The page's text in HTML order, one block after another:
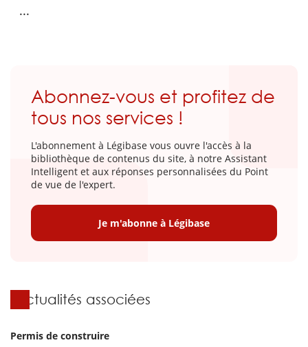
...
Abonnez-vous et profitez de
tous nos services !
L'abonnement à Légibase vous ouvre l'accès à la
bibliothèque de contenus du site, à notre Assistant
Intelligent et aux réponses personnalisées du Point
de vue de l'expert.
Je m'abonne à Légibase
Actualités associées
Permis de construire